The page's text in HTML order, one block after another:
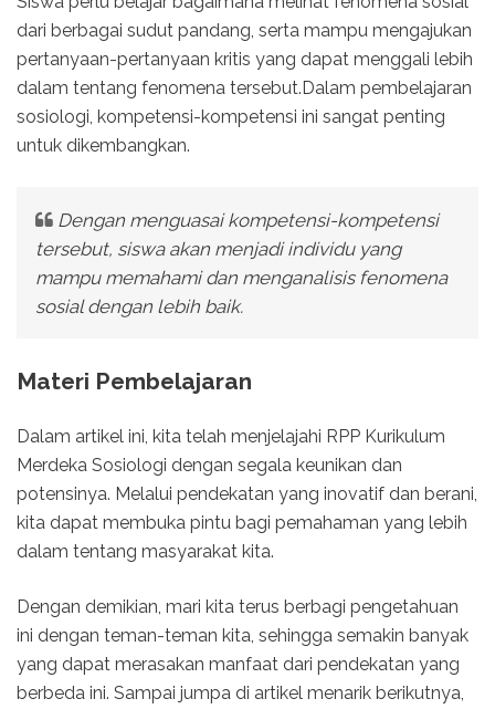
dari berbagai sudut pandang, serta mampu mengajukan
pertanyaan-pertanyaan kritis yang dapat menggali lebih
dalam tentang fenomena tersebut.Dalam pembelajaran
sosiologi, kompetensi-kompetensi ini sangat penting
untuk dikembangkan.
Dengan menguasai kompetensi-kompetensi
tersebut, siswa akan menjadi individu yang
mampu memahami dan menganalisis fenomena
sosial dengan lebih baik.
Materi Pembelajaran
Dalam artikel ini, kita telah menjelajahi RPP Kurikulum
Merdeka Sosiologi dengan segala keunikan dan
potensinya. Melalui pendekatan yang inovatif dan berani,
kita dapat membuka pintu bagi pemahaman yang lebih
dalam tentang masyarakat kita.
Dengan demikian, mari kita terus berbagi pengetahuan
ini dengan teman-teman kita, sehingga semakin banyak
yang dapat merasakan manfaat dari pendekatan yang
berbeda ini. Sampai jumpa di artikel menarik berikutnya,